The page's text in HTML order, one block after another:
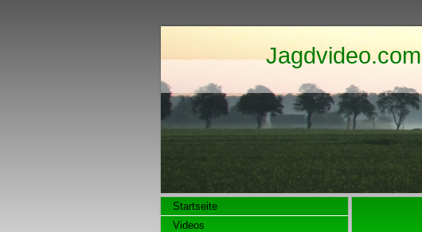
Jagdvideo.com
Startseite
Videos